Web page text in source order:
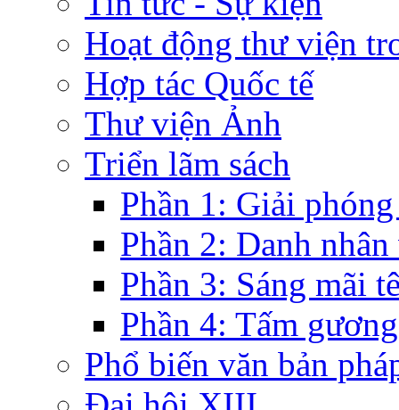
Hoạt động thư viện
Hợp tác Quốc tế
Thư viện Ảnh
Triển lãm sách
Phần 1: Giải
Phần 2: Danh nhân
Phần 3: Sáng mãi
Phần 4: Tấm
Phổ biến văn bản